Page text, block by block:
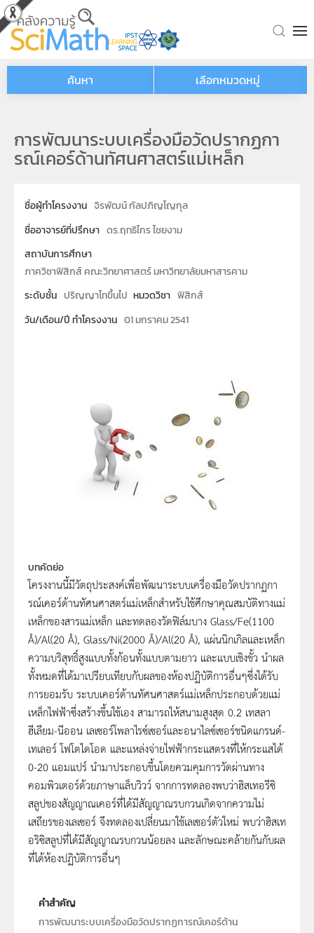
Skip to main content
ค้นหา เลือกหมวดหมู่
การพัฒนาระบบเครื่องมือวัดปรากฏกา
รณ์เคอร์ด้านทัศนศาสตร์แม่เหล็ก
ชื่อผู้ทำโครงงาน จิรพัฒน์ กัลปภิญโญกุล
ชื่ออาจารย์ที่ปรึกษา ดร.ฤทธิไกร ไชยงาม
สถาบันการศึกษา
ภาควิชาฟิสิกส์ คณะวิทยาศาสตร์ มหาวิทยาลัยมหาสารคาม
ระดับชั้น ปริญญาโทขึ้นไป หมวดวิชา ฟิสิกส์
วัน/เดือน/ปี ทำโครงงาน 01 มกราคม 2541
บทคัดย่อ
โครงงานนี้มีวัตถุประสงค์เพื่อพัฒนาระบบเครื่องมือวัดปรากฏกา
รณ์เคอร์ด้านทัศนศาสตร์แม่เหล็กสำหรับใช้ศึกษาคุณสมบัติทางแม่
เหล็กของสารแม่เหล็ก และทดลองวัดฟิล์มบาง Glass/Fe(1100
Å)/Al(20 Å), Glass/Ni(2000 Å)/Al(20 Å), แผ่นนิกเกิลและเหล็ก
ความบริสุทธิ์สูงแบบทั้งก้อนทั้งแบบตามยาว และแบบเชิงขั้ว นำผล
ทั้งหมดที่ได้มาเปรียบเทียบกับผลของห้องปฏิบัติการอื่นๆซึ่งได้รับ
การยอมรับ ระบบเคอร์ด้านทัศนศาสตร์แม่เหล็กประกอบด้วยแม่
เหล็กไฟฟ้าซึ่งสร้างขึ้นใช้เอง สามารถให้สนามสูงสุด 0.2 เทสลา
ฮีเลียม-นีออน เลเซอร์โพลาไรซ์เซอร์และอนาไลซ์เซอร์ชนิดแกรนด์-
เทเลอร์ โฟโตไดโอด และแหล่งจ่ายไฟฟ้ากระแสตรงที่ให้กระแสได้
0-20 แอมแปร์ นำมาประกอบขึ้นโดยควมคุมการวัดผ่านทาง
คอมพิวเตอร์ด้วยภาษาแล็บวิวว์ จากการทดลองพบว่าฮิสเทอรีซิ
สลูปของสัญญาณเคอร์ที่ได้มีสัญญาณรบกวนเกิดจากความไม่
เสถียรของเลเซอร์ จึงทดลองเปลี่ยนมาใช้เลเซอร์ตัวใหม่ พบว่าฮิสเท
อริซิสลูปที่ได้มีสัญญาณรบกวนน้อยลง และลักษณะคล้ายกันกับผล
ที่ได้ห้องปฏิบัติการอื่นๆ
คำสำคัญ
การพัฒนาระบบเครื่องมือวัดปรากฏการณ์เคอร์ด้าน